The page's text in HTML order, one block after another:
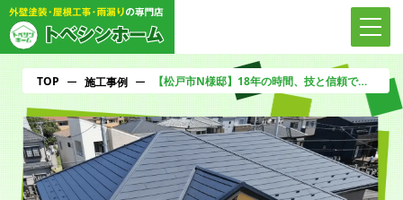
TOP ー 施工事例 ー 【松戸市N様邸】18年の時間、技と信頼で再定義。松戸市N様邸、知識と経験の力で新たな輝きへ。